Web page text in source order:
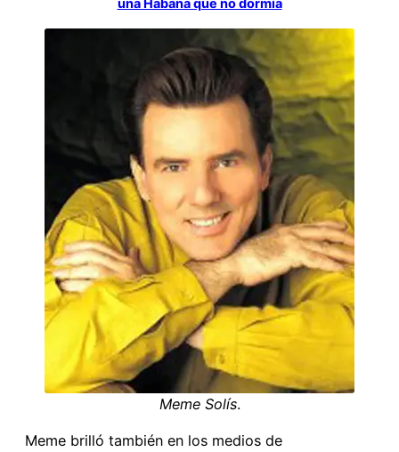
una Habana que no dormía
Meme Solís.
Meme brilló también en los medios de